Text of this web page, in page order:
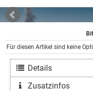
Für diesen Artikel sind keine
Details
Zusatzinfos